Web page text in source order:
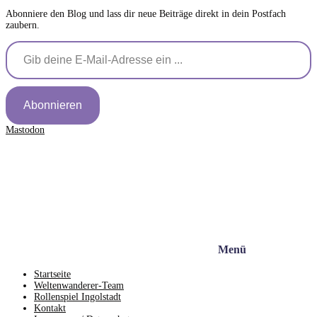
Abonniere den Blog und lass dir neue Beiträge direkt in dein Postfach
zaubern.
Gib deine E-Mail-Adresse ein ...
Abonnieren
Mastodon
Menü
Startseite
Weltenwanderer-Team
Rollenspiel Ingolstadt
Kontakt